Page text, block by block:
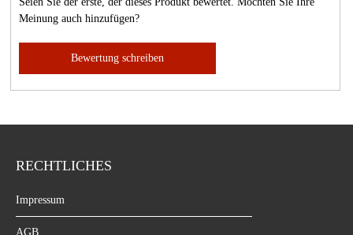
Meinung auch hinzufügen?
Bewertung schreiben
RECHTLICHES
Impressum
AGB